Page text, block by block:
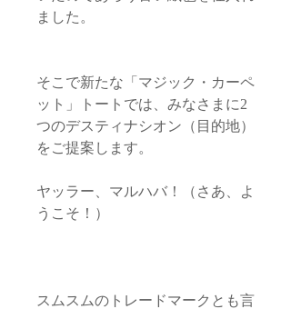
ました。
そこで新たな「マジック・カーペ
ット」トートでは、みなさまに2
つのデスティナシオン（目的地）
をご提案します。
ヤッラー、マルハバ！（さあ、よ
うこそ！）
スムスムのトレードマークとも言